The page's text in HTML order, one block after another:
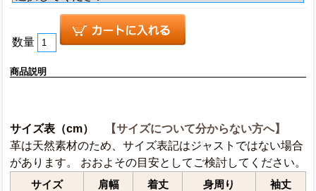
数量
商品説明
サイズ表（cm）
【サイズについて分からない方へ】
革は天然素材のため、サイズ表記はジャストではない場合
があります。 おおよその目安としてご検討してください。
サイズ 肩幅 着丈 身周り 袖丈